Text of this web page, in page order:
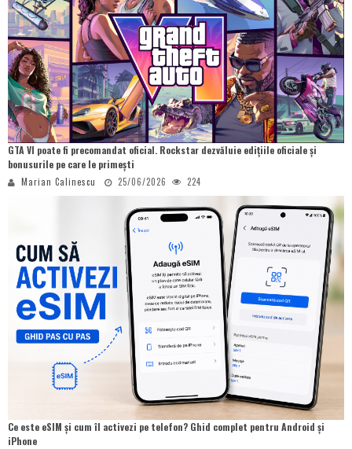
GTA VI poate fi precomandat oficial. Rockstar dezvăluie edițiile oficiale și
bonusurile pe care le primești
Marian Calinescu 25/06/2026 224
Ce este eSIM și cum îl activezi pe telefon? Ghid complet pentru Android și
iPhone